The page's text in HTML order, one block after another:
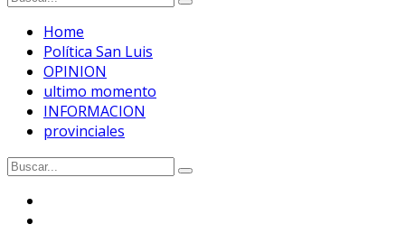
Home
Política San Luis
OPINION
ultimo momento
INFORMACION
provinciales